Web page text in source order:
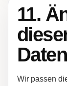
11.
Wir passen